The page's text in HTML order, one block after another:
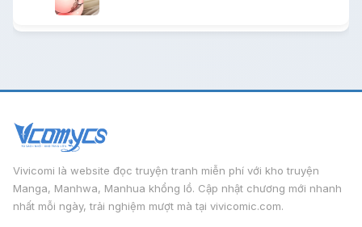
Vivicomi là website đọc truyện tranh miễn phí với kho truyện
Manga, Manhwa, Manhua khổng lồ. Cập nhật chương mới nhanh
nhất mỗi ngày, trải nghiệm mượt mà tại vivicomic.com.